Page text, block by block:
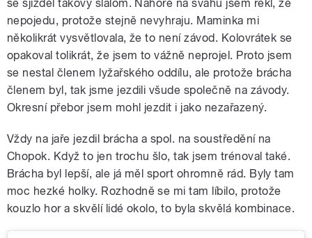
se sjížděl takový slalom. Nahoře na svahu jsem řekl, že
nepojedu, protože stejně nevyhraju. Maminka mi
několikrát vysvětlovala, že to není závod. Kolovrátek se
opakoval tolikrát, že jsem to vážně neprojel. Proto jsem
se nestal členem lyžařského oddílu, ale protože brácha
členem byl, tak jsme jezdili všude společně na závody.
Okresní přebor jsem mohl jezdit i jako nezařazený.
Vždy na jaře jezdil brácha a spol. na soustředění na
Chopok. Když to jen trochu šlo, tak jsem trénoval také.
Brácha byl lepší, ale já měl sport ohromně rád. Byly tam
moc hezké holky. Rozhodně se mi tam líbilo, protože
kouzlo hor a skvělí lidé okolo, to byla skvělá kombinace.